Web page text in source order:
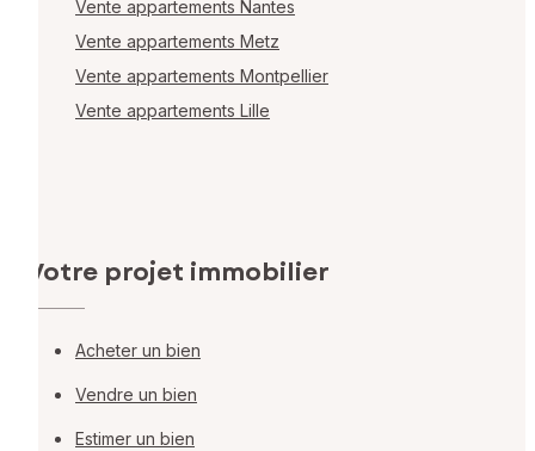
Vente appartements Nantes
Vente appartements Metz
Vente appartements Montpellier
Vente appartements Lille
Votre projet immobilier
Acheter un bien
Vendre un bien
Estimer un bien